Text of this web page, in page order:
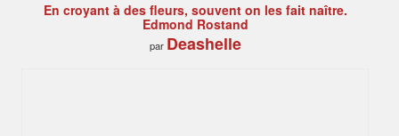
En croyant à des fleurs, souvent on les fait naître.
Edmond Rostand
par Deashelle